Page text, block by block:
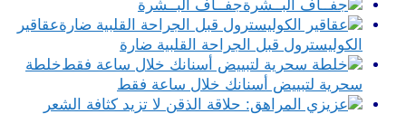
جفــاف البــشرة
عقاقير
الكوليسترول قبل الجراحة القلبية ضارة
خلطة
سحرية لتبييض أسنانك خلال ساعة فقط